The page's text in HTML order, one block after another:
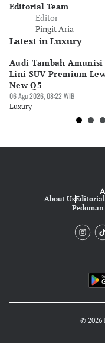
Editorial Team
Editor
Pingit Aria
Latest in Luxury
Audi Tambah
Lini SUV Premium
New Q5
06 Agu 2026, 08:22 WIB
Luxury
About UsEditorial
© 2026